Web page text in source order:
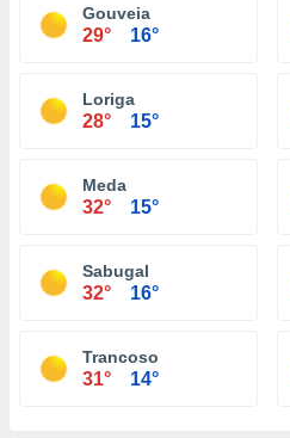
Gouveia
29° 16°
Loriga
28° 15°
Meda
32° 15°
Sabugal
32° 16°
Trancoso
31° 14°